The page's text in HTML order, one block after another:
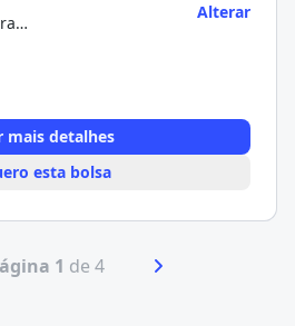
Especialização (pós-graduação)
Alterar
mais detalhes
esta bolsa
1 de 4